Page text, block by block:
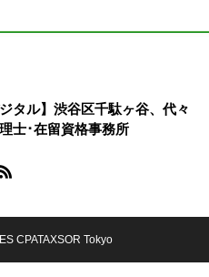
タル】渋谷区千駄ヶ谷、代々
士･在留資格事務所
CPATAXSOR Tokyo